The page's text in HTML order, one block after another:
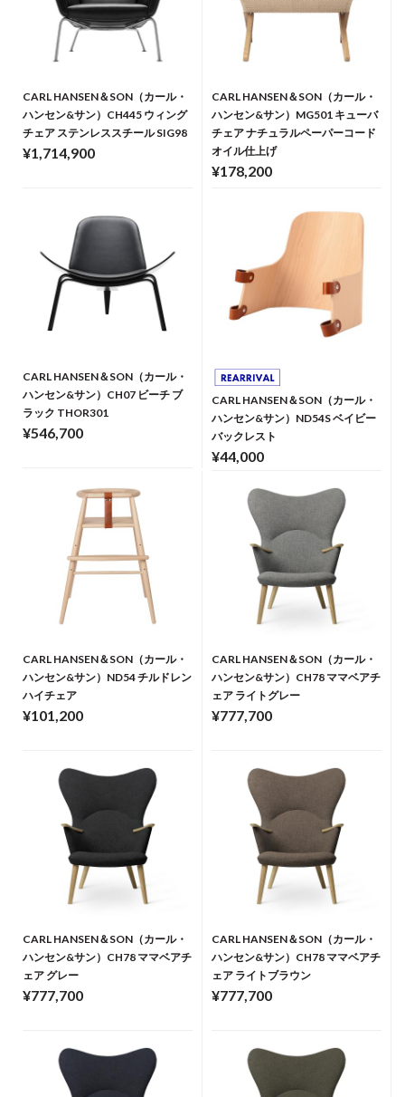
CARL HANSEN＆SON（カール・
ハンセン&サン）CH445 ウィング
チェア ステンレススチール SIG98
¥1,714,900
CARL HANSEN＆SON（カール・
ハンセン&サン）MG501 キューバ
チェア ナチュラルペーパーコード
オイル仕上げ
¥178,200
CARL HANSEN＆SON（カール・
ハンセン&サン）CH07 ビーチ ブ
ラック THOR301
¥546,700
CARL HANSEN＆SON（カール・
ハンセン&サン）ND54S ベイビー
バックレスト
¥44,000
CARL HANSEN＆SON（カール・
ハンセン&サン）ND54 チルドレン
ハイチェア
¥101,200
CARL HANSEN＆SON（カール・
ハンセン&サン）CH78 ママベアチ
ェア ライトグレー
¥777,700
CARL HANSEN＆SON（カール・
ハンセン&サン）CH78 ママベアチ
ェア グレー
¥777,700
CARL HANSEN＆SON（カール・
ハンセン&サン）CH78 ママベアチ
ェア ライトブラウン
¥777,700